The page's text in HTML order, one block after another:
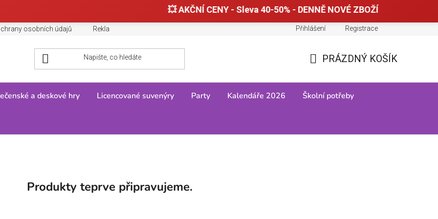
💥 AKČNÍ CENY - Sleva 40-50% - DENNĚ NOVÉ ZBOŽÍ
osobních údajů Reklamace, výměny a vrácení zboží Tabulky velikostí
Přihlášení Registrace
KOŠÍK
PRÁZDNÝ KOŠÍK
a deskové hry Licencované suvenýry Party Kalendáře 2026 Školní potřeby
Produkty teprve připravujeme.